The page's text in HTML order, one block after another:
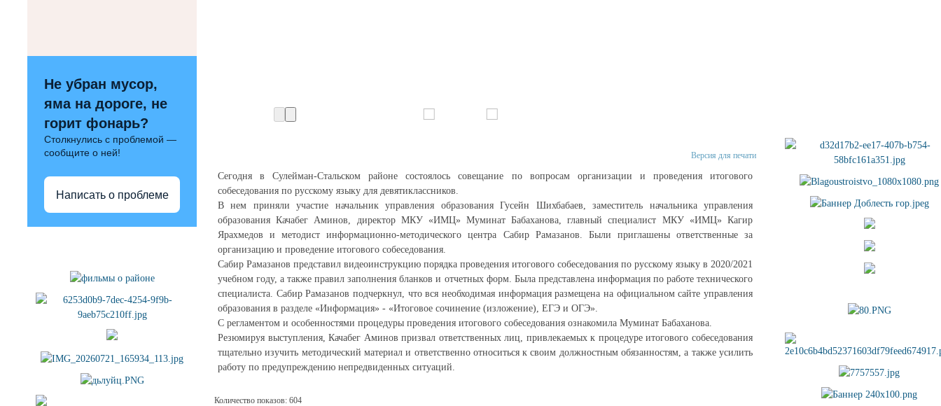
Не убран мусор,
яма на дороге, не
горит фонарь?
Столкнулись с проблемой —
сообщите о ней!
Написать о проблеме
Версия для печати
Сегодня в Сулейман-Стальском районе состоялось совещание по вопросам организации и проведения итогового
собеседования по русскому языку для девятиклассников.
В нем приняли участие начальник управления образования Гусейн Шихбабаев, заместитель начальника управления
образования Качабег Аминов, директор МКУ «ИМЦ» Муминат Бабаханова, главный специалист МКУ «ИМЦ» Кагир
Ярахмедов и методист информационно-методического центра Сабир Рамазанов. Были приглашены ответственные за
организацию и проведение итогового собеседования.
Сабир Рамазанов представил видеоинструкцию порядка проведения итогового собеседования по русскому языку в 2020/2021
учебном году, а также правил заполнения бланков и отчетных форм. Была представлена информация по работе технического
специалиста. Сабир Рамазанов подчеркнул, что вся необходимая информация размещена на официальном сайте управления
образования в разделе «Информация» - «Итоговое сочинение (изложение), ЕГЭ и ОГЭ».
С регламентом и особенностями процедуры проведения итогового собеседования ознакомила Муминат Бабаханова.
Резюмируя выступления, Качабег Аминов призвал ответственных лиц, привлекаемых к процедуре итогового собеседования
тщательно изучить методический материал и ответственно относиться к своим должностным обязанностям, а также усилить
работу по предупреждению непредвиденных ситуаций.
Количество показов: 604